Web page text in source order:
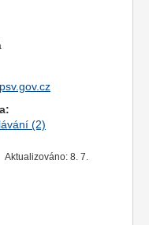
(2)
Aktualizováno: 8. 7.